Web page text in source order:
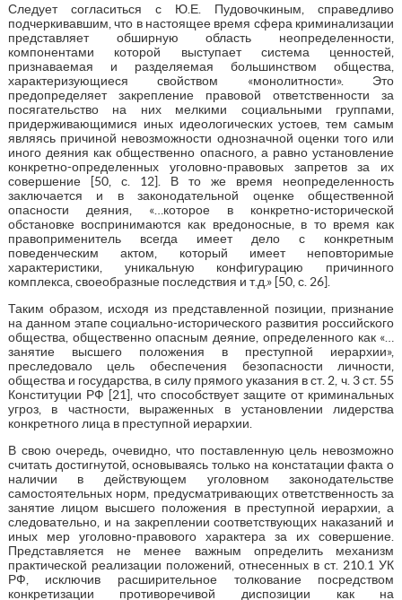
Следует согласиться с Ю.Е. Пудовочкиным, справедливо
подчеркивавшим, что в настоящее время сфера криминализации
представляет обширную область неопределенности,
компонентами которой выступает система ценностей,
признаваемая и разделяемая большинством общества,
характеризующиеся свойством «монолитности». Это
предопределяет закрепление правовой ответственности за
посягательство на них мелкими социальными группами,
придерживающимися иных идеологических устоев, тем самым
являясь причиной невозможности однозначной оценки того или
иного деяния как общественно опасного, а равно установление
конкретно-определенных уголовно-правовых запретов за их
совершение [50, с. 12]. В то же время неопределенность
заключается и в законодательной оценке общественной
опасности деяния, «…которое в конкретно-исторической
обстановке воспринимаются как вредоносные, в то время как
правоприменитель всегда имеет дело с конкретным
поведенческим актом, который имеет неповторимые
характеристики, уникальную конфигурацию причинного
комплекса, своеобразные последствия и т.д.» [50, с. 26].
Таким образом, исходя из представленной позиции, признание
на данном этапе социально-исторического развития российского
общества, общественно опасным деяние, определенного как «…
занятие высшего положения в преступной иерархии»,
преследовало цель обеспечения безопасности личности,
общества и государства, в силу прямого указания в ст. 2, ч. 3 ст. 55
Конституции РФ [21], что способствует защите от криминальных
угроз, в частности, выраженных в установлении лидерства
конкретного лица в преступной иерархии.
В свою очередь, очевидно, что поставленную цель невозможно
считать достигнутой, основываясь только на констатации факта о
наличии в действующем уголовном законодательстве
самостоятельных норм, предусматривающих ответственность за
занятие лицом высшего положения в преступной иерархии, а
следовательно, и на закреплении соответствующих наказаний и
иных мер уголовно-правового характера за их совершение.
Представляется не менее важным определить механизм
практической реализации положений, отнесенных в ст. 210.1 УК
РФ, исключив расширительное толкование посредством
конкретизации противоречивой диспозиции как на